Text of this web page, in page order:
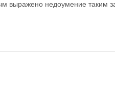
выражено недоумение таким